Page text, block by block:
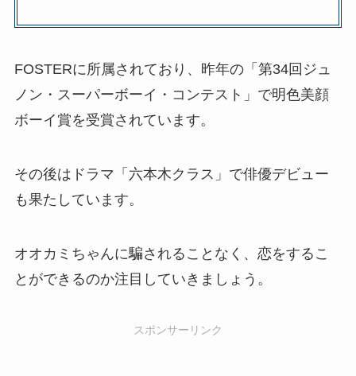
FOSTERに所属されており、昨年の「第34回ジュ
ノン・スーパーボーイ・コンテスト」で明色美顔
ボーイ賞を受賞されています。
その後はドラマ「六本木クラス」で俳優デビュー
も果たしています。
オオカミちゃんに騙されることなく、恋をするこ
とができるのか注目していきましょう。
スポンサーリンク